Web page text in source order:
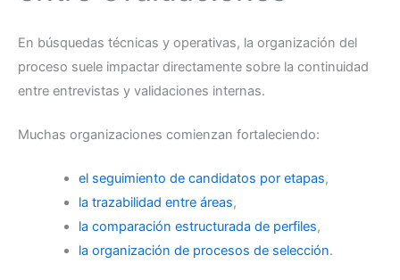
En búsquedas técnicas y operativas, la organización del
proceso suele impactar directamente sobre la continuidad
entre entrevistas y validaciones internas.
Muchas organizaciones comienzan fortaleciendo:
el seguimiento de candidatos por etapas,
la trazabilidad entre áreas,
la comparación estructurada de perfiles,
la organización de procesos de selección.